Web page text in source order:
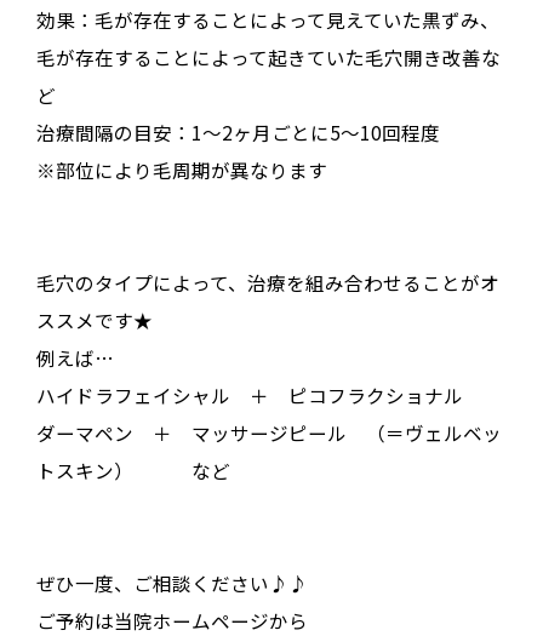
効果：毛が存在することによって見えていた黒ずみ、
毛が存在することによって起きていた毛穴開き改善な
ど
治療間隔の目安：1〜2ヶ月ごとに5〜10回程度
※部位により毛周期が異なります
毛穴のタイプによって、治療を組み合わせることがオ
ススメです★
例えば…
ハイドラフェイシャル ＋ ピコフラクショナル
ダーマペン ＋ マッサージピール （＝ヴェルベッ
トスキン） など
ぜひ一度、ご相談ください♪♪
ご予約は当院ホームページから